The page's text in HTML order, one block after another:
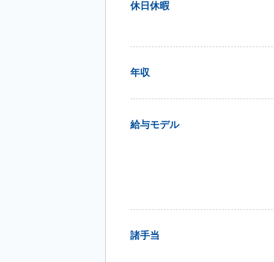
休日休暇
年収
給与モデル
諸手当